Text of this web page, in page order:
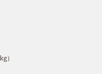
）